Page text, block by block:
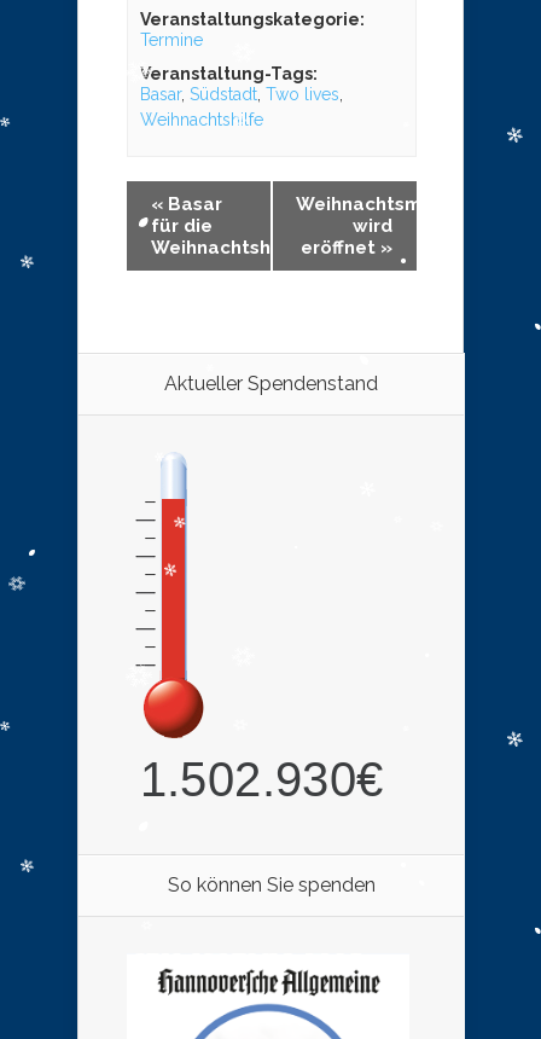
Veranstaltungskategorie:
Termine
Veranstaltung-Tags:
Basar, Südstadt, Two lives
Weihnachtshilfe
« Basar
für die
Weihnachtshilfe
Weihnachtsmarkt
wird
eröffnet »
Aktueller Spendenstand
So können Sie spenden